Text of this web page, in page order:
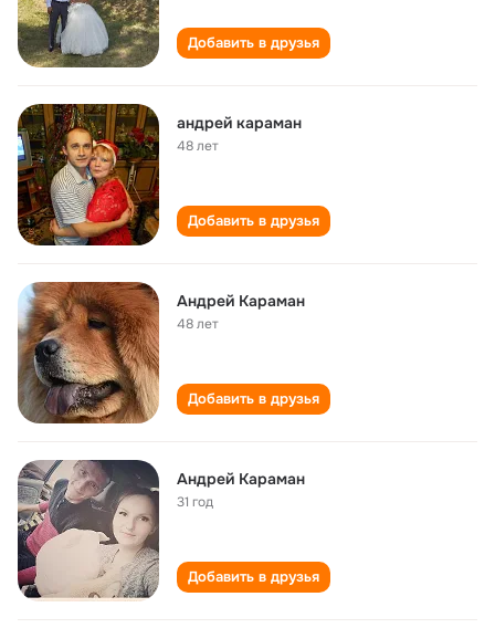
Добавить в друзья
андрей караман
48 лет
Добавить в друзья
Андрей Караман
48 лет
Добавить в друзья
Андрей Караман
31 год
Добавить в друзья